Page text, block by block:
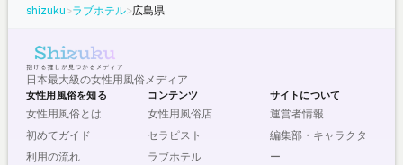
shizuku>ラブホテル>広島県
日本最大級の女性用風俗メディア
女性用風俗を知る
女性用風俗とは
初めてガイド
利用の流れ
コンテンツ
女性用風俗店
セラピスト
ラブホテル
サイトについて
運営者情報
編集部・キャラクタ
ー